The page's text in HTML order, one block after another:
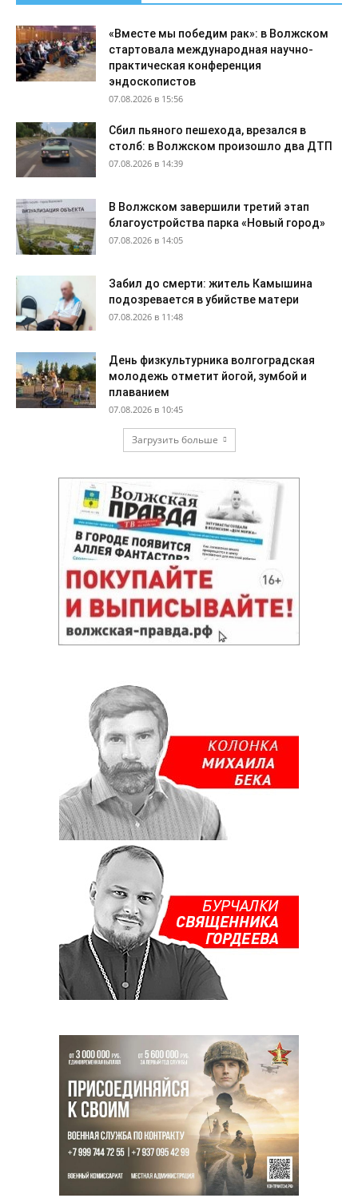
«Вместе мы победим рак»: в Волжском
стартовала международная научно-
практическая конференция
эндоскопистов
07.08.2026 в 15:56
Сбил пьяного пешехода, врезался в
столб: в Волжском произошло два ДТП
07.08.2026 в 14:39
В Волжском завершили третий этап
благоустройства парка «Новый город»
07.08.2026 в 14:05
Забил до смерти: житель Камышина
подозревается в убийстве матери
07.08.2026 в 11:48
День физкультурника волгоградская
молодежь отметит йогой, зумбой и
плаванием
07.08.2026 в 10:45
Загрузить больше